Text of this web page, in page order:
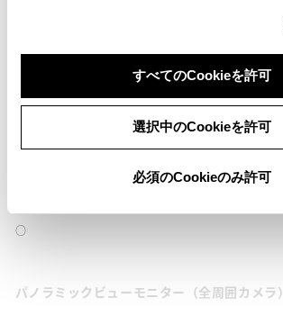
すべてのCookieを許可
選択中のCookieを許可
必須のCookieのみ許可
ブラインドスポットモニター（後側方検知）
○
パノラミックビューモニター（全周囲カメラ）